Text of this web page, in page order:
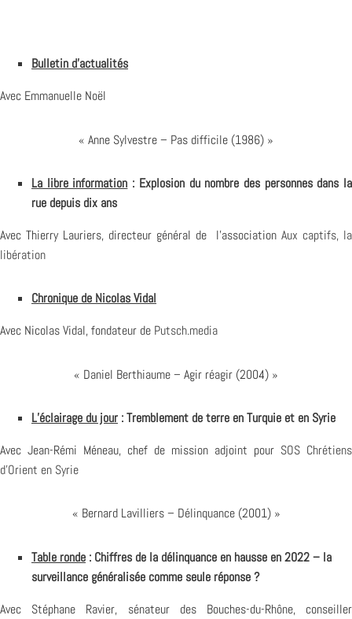
Bulletin d’actualités
Avec Emmanuelle Noël
« Anne Sylvestre – Pas difficile (1986) »
La libre information : Explosion du nombre des personnes dans la
rue depuis dix ans
Avec Thierry Lauriers, directeur général de l’association Aux captifs, la
libération
Chronique de Nicolas Vidal
Avec Nicolas Vidal, fondateur de Putsch.media
« Daniel Berthiaume – Agir réagir (2004) »
L’éclairage du jour : Tremblement de terre en Turquie et en Syrie
Avec Jean-Rémi Méneau, chef de mission adjoint pour SOS Chrétiens
d’Orient en Syrie
« Bernard Lavilliers – Délinquance (2001) »
Table ronde : Chiffres de la délinquance en hausse en 2022 – la
surveillance généralisée comme seule réponse ?
Avec Stéphane Ravier, sénateur des Bouches-du-Rhône, conseiller